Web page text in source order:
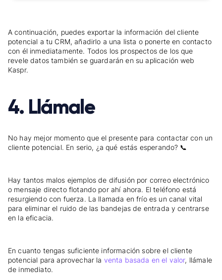
A continuación, puedes exportar la información del cliente
potencial a tu CRM, añadirlo a una lista o ponerte en contacto
con él inmediatamente. Todos los prospectos de los que
revele datos también se guardarán en su aplicación web
Kaspr.
4. Llámale
No hay mejor momento que el presente para contactar con un
cliente potencial. En serio, ¿a qué estás esperando? 📞
Hay tantos malos ejemplos de difusión por correo electrónico
o mensaje directo flotando por ahí ahora. El teléfono está
resurgiendo con fuerza. La llamada en frío es un canal vital
para eliminar el ruido de las bandejas de entrada y centrarse
en la eficacia.
En cuanto tengas suficiente información sobre el cliente
potencial para aprovechar la venta basada en el valor, llámale
de inmediato.